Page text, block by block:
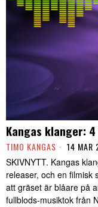
Kangas klanger:
TIMO KANGAS 14 MAR
SKIVNYTT. Kangas
releaser, och en filmisk
att gräset är blåare på
fullblods-musiktok från